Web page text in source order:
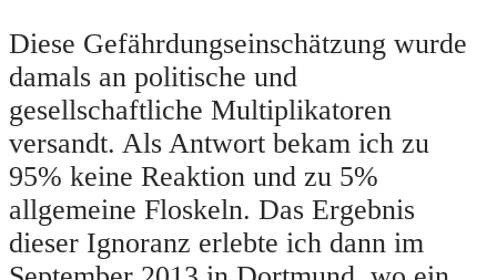
Diese Gefährdungseinschätzung wurde
damals an politische und
gesellschaftliche Multiplikatoren
versandt. Als Antwort bekam ich zu
95% keine Reaktion und zu 5%
allgemeine Floskeln. Das Ergebnis
dieser Ignoranz erlebte ich dann im